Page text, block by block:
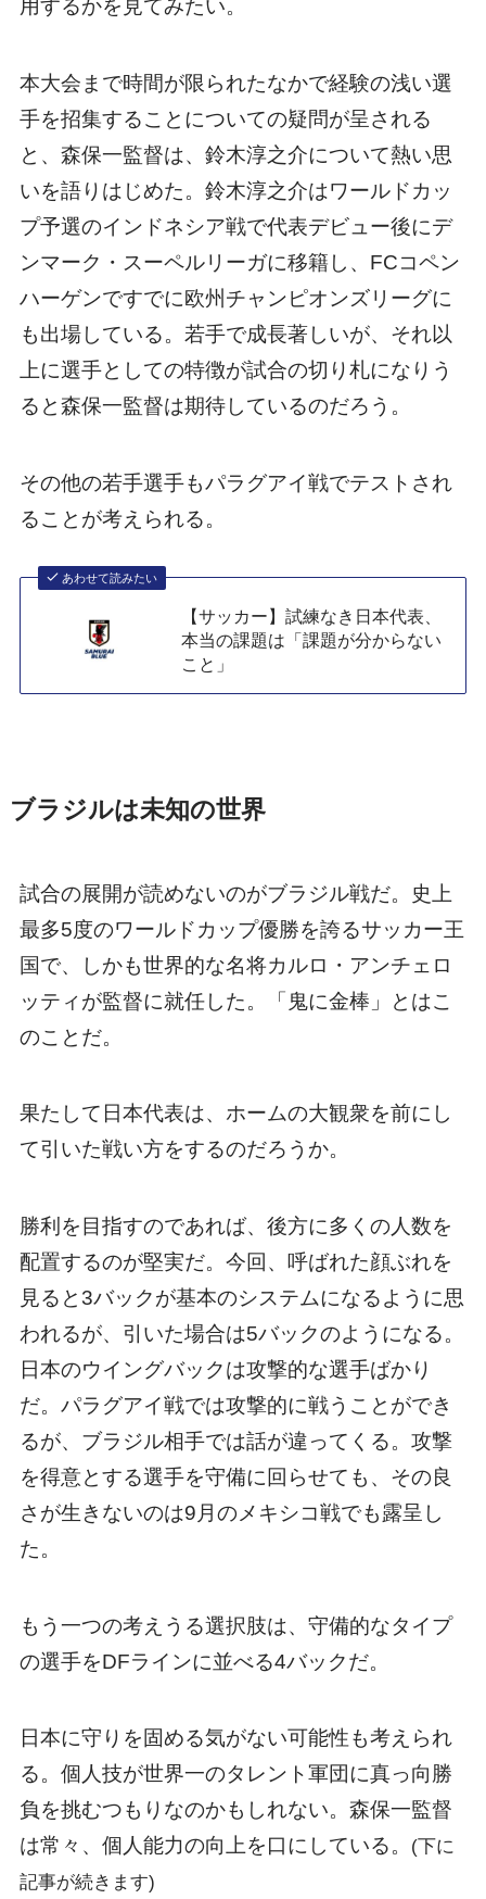
用するかを見てみたい。
本大会まで時間が限られたなかで経験の浅い選
手を招集することについての疑問が呈される
と、森保一監督は、鈴木淳之介について熱い思
いを語りはじめた。鈴木淳之介はワールドカッ
プ予選のインドネシア戦で代表デビュー後にデ
ンマーク・スーペルリーガに移籍し、FCコペン
ハーゲンですでに欧州チャンピオンズリーグに
も出場している。若手で成長著しいが、それ以
上に選手としての特徴が試合の切り札になりう
ると森保一監督は期待しているのだろう。
その他の若手選手もパラグアイ戦でテストされ
ることが考えられる。
あわせて読みたい
【サッカー】試練なき日本代表、
本当の課題は「課題が分からない
こと」
ブラジルは未知の世界
試合の展開が読めないのがブラジル戦だ。史上
最多5度のワールドカップ優勝を誇るサッカー王
国で、しかも世界的な名将カルロ・アンチェロ
ッティが監督に就任した。「鬼に金棒」とはこ
のことだ。
果たして日本代表は、ホームの大観衆を前にし
て引いた戦い方をするのだろうか。
勝利を目指すのであれば、後方に多くの人数を
配置するのが堅実だ。今回、呼ばれた顔ぶれを
見ると3バックが基本のシステムになるように思
われるが、引いた場合は5バックのようになる。
日本のウイングバックは攻撃的な選手ばかり
だ。パラグアイ戦では攻撃的に戦うことができ
るが、ブラジル相手では話が違ってくる。攻撃
を得意とする選手を守備に回らせても、その良
さが生きないのは9月のメキシコ戦でも露呈し
た。
もう一つの考えうる選択肢は、守備的なタイプ
の選手をDFラインに並べる4バックだ。
日本に守りを固める気がない可能性も考えられ
る。個人技が世界一のタレント軍団に真っ向勝
負を挑むつもりなのかもしれない。森保一監督
は常々、個人能力の向上を口にしている。
(下に
記事が続きます)